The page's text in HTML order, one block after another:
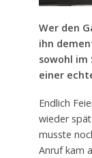
Wer den
ihn
sowohl im
einer
Endlich
wieder
musste
Anruf kam